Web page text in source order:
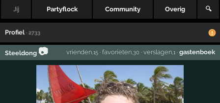
Jij Partyflock Community Overig 🔍
Profiel · 2733
Steeldong 📷 vrienden,15· favorieten,30 · verslagen,1· gastenboek